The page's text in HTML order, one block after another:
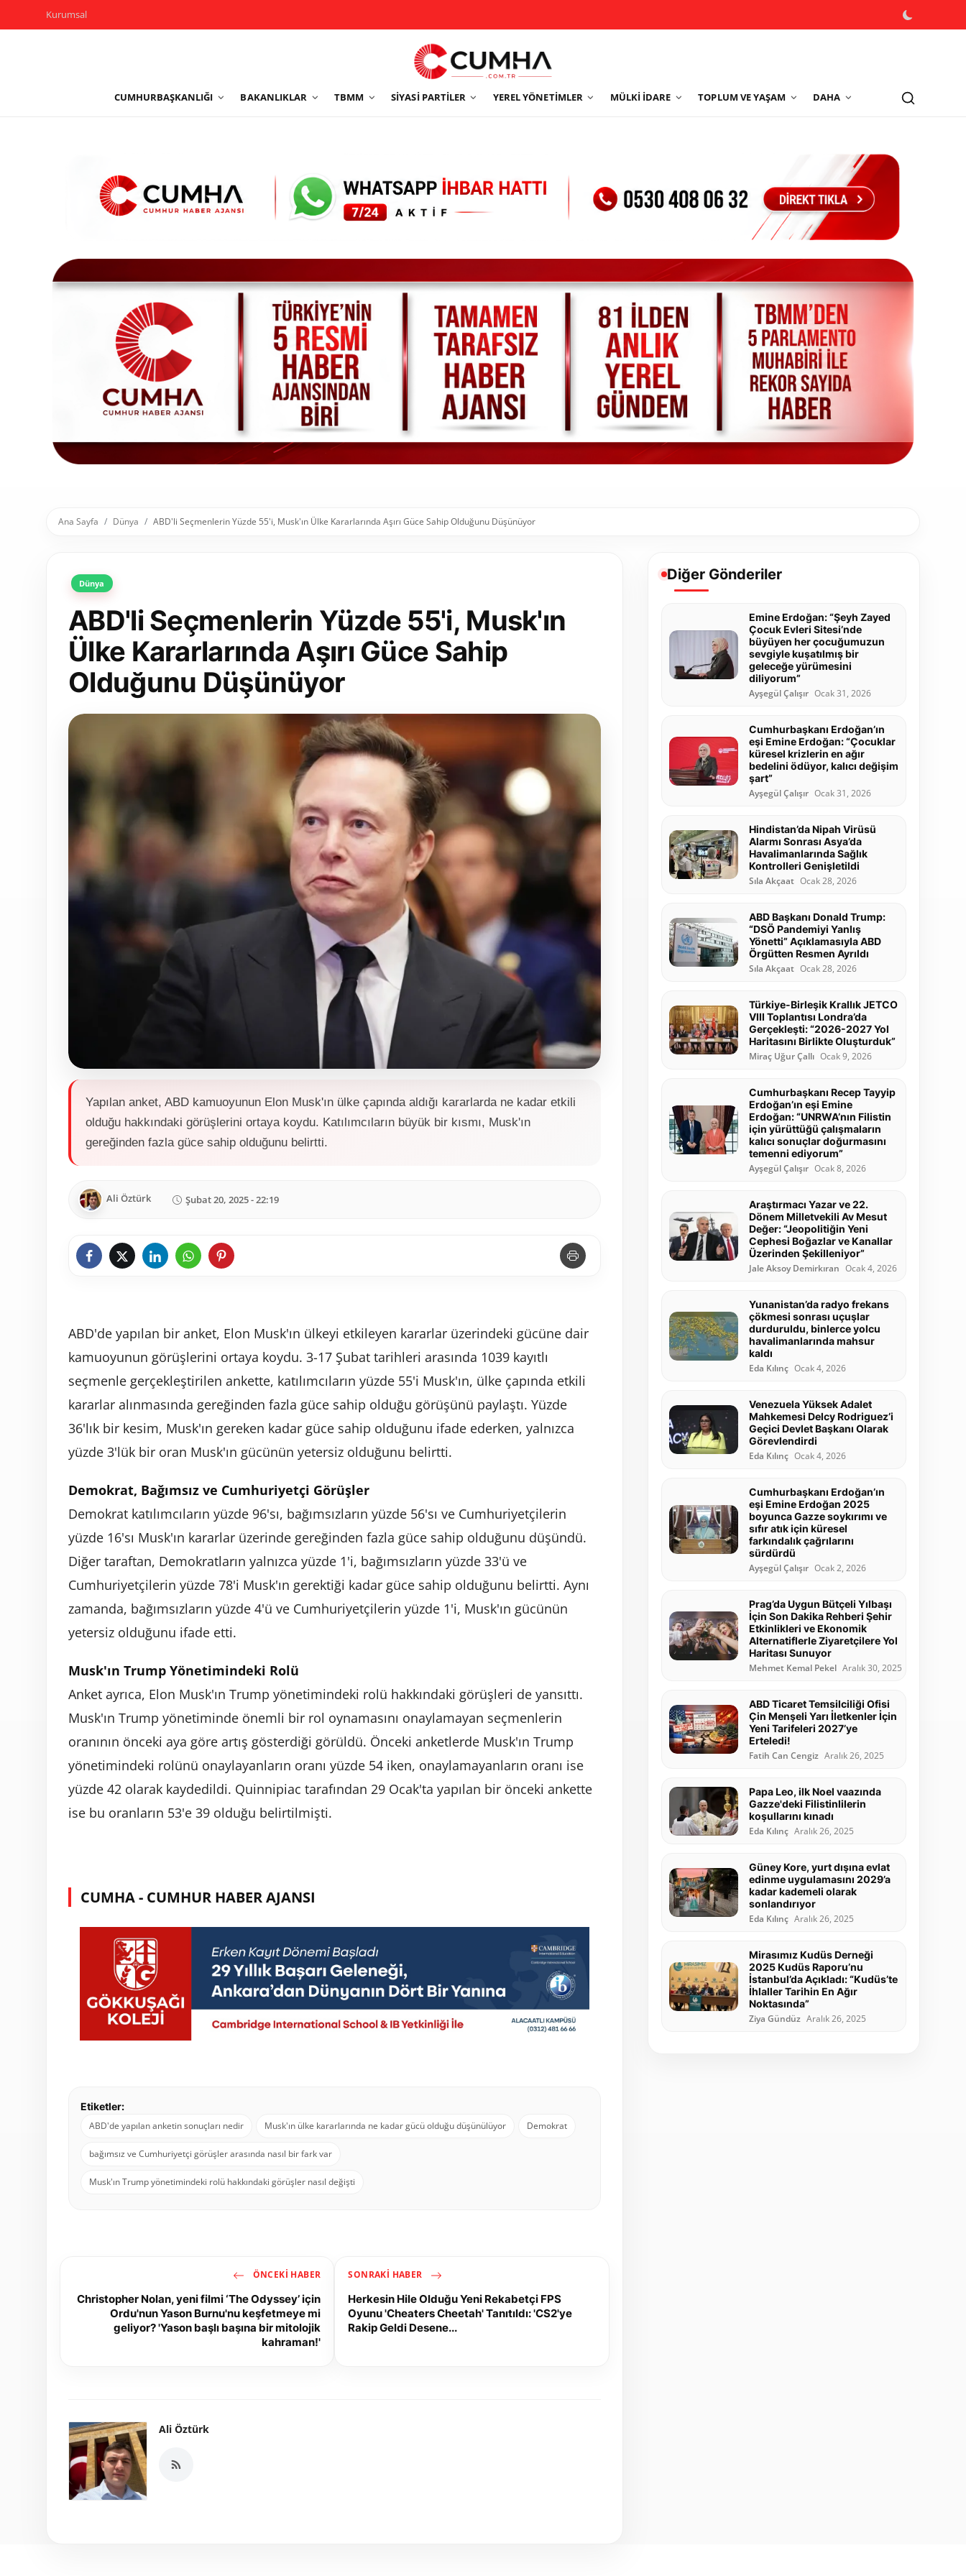
Kurumsal
CUMHURBAŞKANLIĞI BAKANLIKLAR TBMM SIYASI PARTILER YEREL YÖNETIMLER MÜLKI İDARE TOPLUM VE YAŞAM DAHA
Yerel Yönetimler
Sivil Toplum Kuruluşları
Kamu Kurumları ve Üst Kurullar
Resmi Reklamlar
Ana Sayfa Dünya ABD'li Seçmenlerin Yüzde 55'i, Musk'ın Ülke Kararlarında Aşırı Güce Sahip Olduğunu Düşünüyor
Dünya
ABD'li Seçmenlerin Yüzde 55'i, Musk'ın
Ülke Kararlarında Aşırı Güce Sahip
Olduğunu Düşünüyor
Yapılan anket, ABD kamuoyunun Elon Musk'ın ülke çapında aldığı kararlarda ne kadar etkili
olduğu hakkındaki görüşlerini ortaya koydu. Katılımcıların büyük bir kısmı, Musk'ın
gereğinden fazla güce sahip olduğunu belirtti.
Ali Öztürk Şubat 20, 2025 - 22:19
ABD'de yapılan bir anket, Elon Musk'ın ülkeyi etkileyen kararlar üzerindeki gücüne dair
kamuoyunun görüşlerini ortaya koydu. 3-17 Şubat tarihleri arasında 1039 kayıtlı
seçmenle gerçekleştirilen ankette, katılımcıların yüzde 55'i Musk'ın, ülke çapında etkili
kararlar alınmasında gereğinden fazla güce sahip olduğu görüşünü paylaştı. Yüzde
36'lık bir kesim, Musk'ın gereken kadar güce sahip olduğunu ifade ederken, yalnızca
yüzde 3'lük bir oran Musk'ın gücünün yetersiz olduğunu belirtti.
Demokrat, Bağımsız ve Cumhuriyetçi Görüşler
Demokrat katılımcıların yüzde 96'sı, bağımsızların yüzde 56'sı ve Cumhuriyetçilerin
yüzde 16'sı Musk'ın kararlar üzerinde gereğinden fazla güce sahip olduğunu düşündü.
Diğer taraftan, Demokratların yalnızca yüzde 1'i, bağımsızların yüzde 33'ü ve
Cumhuriyetçilerin yüzde 78'i Musk'ın gerektiği kadar güce sahip olduğunu belirtti. Aynı
zamanda, bağımsızların yüzde 4'ü ve Cumhuriyetçilerin yüzde 1'i, Musk'ın gücünün
yetersiz olduğunu ifade etti.
Musk'ın Trump Yönetimindeki Rolü
Anket ayrıca, Elon Musk'ın Trump yönetimindeki rolü hakkındaki görüşleri de yansıttı.
Musk'ın Trump yönetiminde önemli bir rol oynamasını onaylamayan seçmenlerin
oranının önceki aya göre artış gösterdiği görüldü. Önceki anketlerde Musk'ın Trump
yönetimindeki rolünü onaylayanların oranı yüzde 54 iken, onaylamayanların oranı ise
yüzde 42 olarak kaydedildi. Quinnipiac tarafından 29 Ocak'ta yapılan bir önceki ankette
ise bu oranların 53'e 39 olduğu belirtilmişti.
CUMHA - CUMHUR HABER AJANSI
Etiketler:
ABD'de yapılan anketin sonuçları nedir
Musk'ın ülke kararlarında ne kadar gücü olduğu düşünülüyor Demokrat
bağımsız ve Cumhuriyetçi görüşler arasında nasıl bir fark var
Musk'ın Trump yönetimindeki rolü hakkındaki görüşler nasıl değişti
ÖNCEKI HABER
Christopher Nolan, yeni filmi ‘The Odyssey’ için
Ordu'nun Yason Burnu'nu keşfetmeye mi
geliyor? 'Yason başlı başına bir mitolojik
kahraman!'
SONRAKI HABER
Herkesin Hile Olduğu Yeni Rekabetçi FPS
Oyunu 'Cheaters Cheetah' Tanıtıldı: 'CS2'ye
Rakip Geldi Desene...
Ali Öztürk
Diğer Gönderiler
Emine Erdoğan: “Şeyh Zayed
Çocuk Evleri Sitesi’nde
büyüyen her çocuğumuzun
sevgiyle kuşatılmış bir
geleceğe yürümesini
diliyorum”
Ayşegül Çalışır Ocak 31, 2026
Cumhurbaşkanı Erdoğan’ın
eşi Emine Erdoğan: “Çocuklar
küresel krizlerin en ağır
bedelini ödüyor, kalıcı değişim
şart”
Ayşegül Çalışır Ocak 31, 2026
Hindistan’da Nipah Virüsü
Alarmı Sonrası Asya’da
Havalimanlarında Sağlık
Kontrolleri Genişletildi
Sıla Akçaat Ocak 28, 2026
ABD Başkanı Donald Trump:
“DSÖ Pandemiyi Yanlış
Yönetti” Açıklamasıyla ABD
Örgütten Resmen Ayrıldı
Sıla Akçaat Ocak 28, 2026
Türkiye-Birleşik Krallık JETCO
VIII Toplantısı Londra’da
Gerçekleşti: “2026-2027 Yol
Haritasını Birlikte Oluşturduk”
Miraç Uğur Çallı Ocak 9, 2026
Cumhurbaşkanı Recep Tayyip
Erdoğan’ın eşi Emine
Erdoğan: “UNRWA’nın Filistin
için yürüttüğü çalışmaların
kalıcı sonuçlar doğurmasını
temenni ediyorum”
Ayşegül Çalışır Ocak 8, 2026
Araştırmacı Yazar ve 22.
Dönem Milletvekili Av Mesut
Değer: “Jeopolitiğin Yeni
Cephesi Boğazlar ve Kanallar
Üzerinden Şekilleniyor”
Jale Aksoy Demirkıran Ocak 4, 2026
Yunanistan’da radyo frekans
çökmesi sonrası uçuşlar
durduruldu, binlerce yolcu
havalimanlarında mahsur
kaldı
Eda Kılınç Ocak 4, 2026
Venezuela Yüksek Adalet
Mahkemesi Delcy Rodriguez’i
Geçici Devlet Başkanı Olarak
Görevlendirdi
Eda Kılınç Ocak 4, 2026
Cumhurbaşkanı Erdoğan’ın
eşi Emine Erdoğan 2025
boyunca Gazze soykırımı ve
sıfır atık için küresel
farkındalık çağrılarını
sürdürdü
Ayşegül Çalışır Ocak 2, 2026
Prag’da Uygun Bütçeli Yılbaşı
İçin Son Dakika Rehberi Şehir
Etkinlikleri ve Ekonomik
Alternatiflerle Ziyaretçilere Yol
Haritası Sunuyor
Mehmet Kemal Pekel Aralık 30, 2025
ABD Ticaret Temsilciliği Ofisi
Çin Menşeli Yarı İletkenler İçin
Yeni Tarifeleri 2027’ye
Erteledi!
Fatih Can Cengiz Aralık 26, 2025
Papa Leo, ilk Noel vaazında
Gazze'deki Filistinlilerin
koşullarını kınadı
Eda Kılınç Aralık 26, 2025
Güney Kore, yurt dışına evlat
edinme uygulamasını 2029’a
kadar kademeli olarak
sonlandırıyor
Eda Kılınç Aralık 26, 2025
Mirasımız Kudüs Derneği
2025 Kudüs Raporu’nu
İstanbul’da Açıkladı: “Kudüs’te
İhlaller Tarihin En Ağır
Noktasında”
Ziya Gündüz Aralık 26, 2025